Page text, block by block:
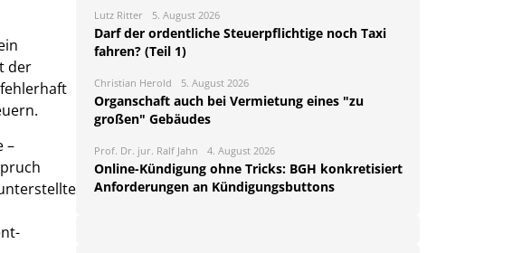
der
–
Lutz Ritter 5. August 2026
Darf der ordentliche Steuerpflichtige noch Taxi
fahren? (Teil 1)
Christian Herold 5. August 2026
Organschaft auch bei Vermietung eines "zu
großen" Gebäudes
Prof. Dr. jur. Ralf Jahn 4. August 2026
Online-Kündigung ohne Tricks: BGH konkretisiert
Anforderungen an Kündigungsbuttons